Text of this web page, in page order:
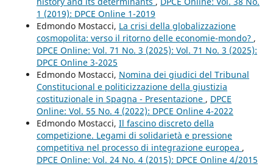
1 (2019): DPCE Online 1-2019
Edmondo Mostacci, La crisi della globalizzazione
cosmopolita: verso il ritorno delle economie-mondo? ,
DPCE Online: Vol. 71 No. 3 (2025): Vol. 71 No. 3 (2025):
DPCE Online 3-2025
Edmondo Mostacci, Nomina dei giudici del Tribunal
Constitucional e politicizzazione della giustizia
costituzionale in Spagna - Presentazione , DPCE
Online: Vol. 55 No. 4 (2022): DPCE Online 4-2022
Edmondo Mostacci, Il fascino discreto della
competizione. Legami di solidarietà e pressione
competitiva nel processo di integrazione europea ,
DPCE Online: Vol. 24 No. 4 (2015): DPCE Online 4/2015